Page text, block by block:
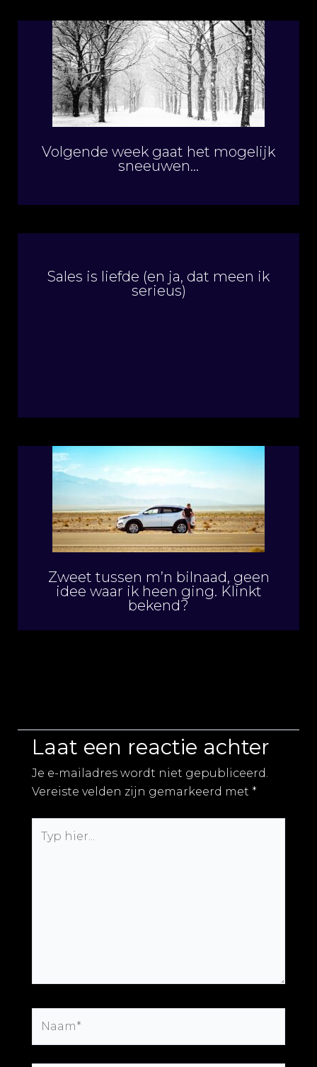
Volgende week gaat het mogelijk
sneeuwen…
Sales is liefde (en ja, dat meen ik
serieus)
Zweet tussen m’n bilnaad, geen
idee waar ik heen ging. Klinkt
bekend?
Laat een reactie achter
Je e-mailadres wordt niet gepubliceerd.
Vereiste velden zijn gemarkeerd met *
hier...